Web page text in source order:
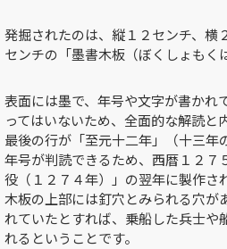
発掘されたのは、縦１２センチ、横
センチの「墨書木板（ぼくしょもく
表面には墨で、年号や文字が書かれ
ってはいないため、全面的な解読と
最後の行が「至元十二年」（十三年
年号が判読できるため、西暦１２７
役（１２７４年）」の翌年に製作さ
木板の上部には釘穴とみられる穴が
れていたとすれば、乗船した兵士や
れるということです。